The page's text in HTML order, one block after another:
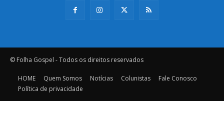
© Folha Gospel - Todos os direitos reservados
HOME Quem Somos Notícias Colunistas
Fale Conosco
Política de privacidade